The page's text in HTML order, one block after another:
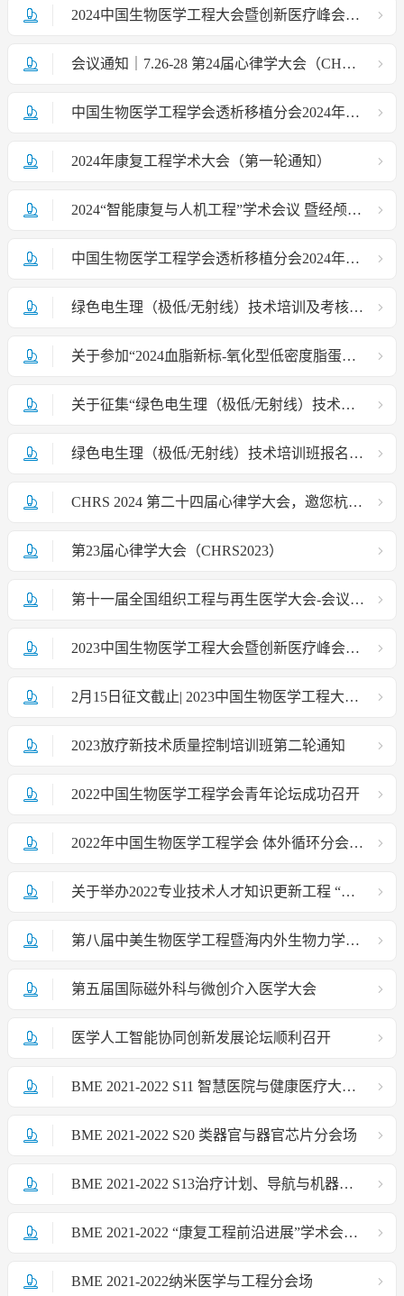
2024中国生物医学工程大会暨创新医疗峰会（BME2024）会议通知
会议通知｜7.26-28 第24届心律学大会（CHRS 2024）
中国生物医学工程学会透析移植分会2024年学术研讨会（第二轮通知）
2024年康复工程学术大会（第一轮通知）
2024“智能康复与人机工程”学术会议 暨经颅磁刺激与近红外技术联用培训班
中国生物医学工程学会透析移植分会2024年学术研讨会（第一轮通知）
绿色电生理（极低/无射线）技术培训及考核项目启动会盛大启程！
关于参加“2024血脂新标-氧化型低密度脂蛋白与心脑血管疾病研讨会”的通知
关于征集“绿色电生理（极低/无射线）技术培训及 考核项目”宣传片所需图片及视频资料的通知
绿色电生理（极低/无射线）技术培训班报名通知
CHRS 2024 第二十四届心律学大会，邀您杭州相聚！
第23届心律学大会（CHRS2023）
第十一届全国组织工程与再生医学大会-会议征文通知
2023中国生物医学工程大会暨创新医疗峰会会议通知
2月15日征文截止| 2023中国生物医学工程大会暨创新医疗峰会（第二轮征文通知）
2023放疗新技术质量控制培训班第二轮通知
2022中国生物医学工程学会青年论坛成功召开
2022年中国生物医学工程学会 体外循环分会学术年会（ChSECC）圆满落幕
关于举办2022专业技术人才知识更新工程 “体外生命支持（ECMO）技术高级研修班”的通知
第八届中美生物医学工程暨海内外生物力学学术研讨会成功举办
第五届国际磁外科与微创介入医学大会
医学人工智能协同创新发展论坛顺利召开
BME 2021-2022 S11 智慧医院与健康医疗大数据分会场
BME 2021-2022 S20 类器官与器官芯片分会场
BME 2021-2022 S13治疗计划、导航与机器人辅助分会场
BME 2021-2022 “康复工程前沿进展”学术会议成功举办
BME 2021-2022纳米医学与工程分会场